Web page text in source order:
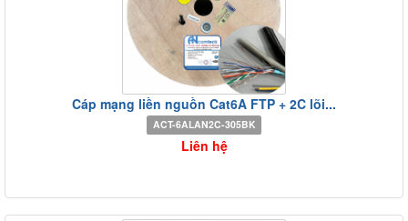
Cáp mạng liền nguồn Cat6A FTP + 2C lõi...
ACT-6ALAN2C-305BK
Liên hệ